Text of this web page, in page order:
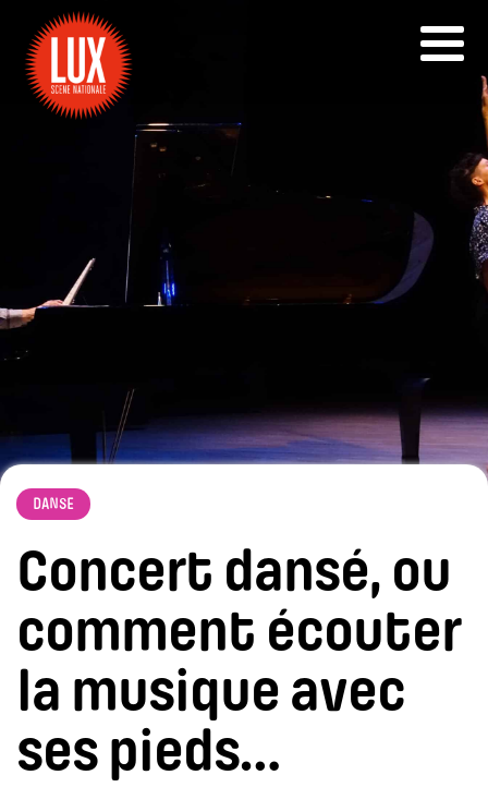
DANSE
Concert dansé, ou
comment écouter
la musique avec
ses pieds…